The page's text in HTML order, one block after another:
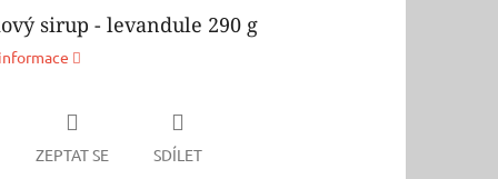
sirup - levandule 290 g
ZEPTAT SE SDÍLET